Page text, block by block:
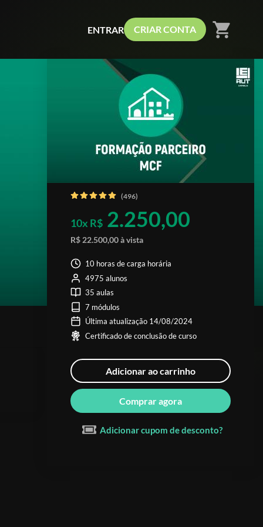
ENTRAR CRIAR CONTA shopping_cart
(496)
10x R$ 2.250,00
R$ 22.500,00 à vista
10 horas de carga horária
4975 alunos
35 aulas
7 módulos
Última atualização 14/08/2024
Certificado de conclusão de curso
Adicionar ao carrinho
Comprar agora
Adicionar cupom de desconto?